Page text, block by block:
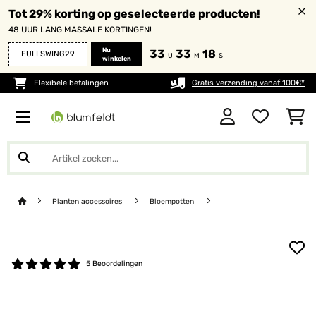
Tot 29% korting op geselecteerde producten!
48 UUR LANG MASSALE KORTINGEN!
FULLSWING29
Nu
winkelen
33 U 33 M 18 S
Flexibele betalingen Gratis verzending vanaf 100€*
Planten accessoires Bloempotten
5 Beoordelingen